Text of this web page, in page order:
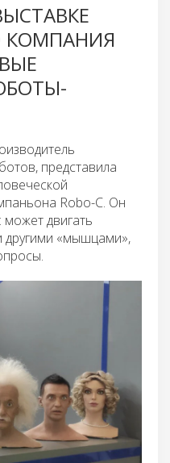
КОМПАНИЯ
представила
Robo-C. Он
может двигать
другими «мышцами»,